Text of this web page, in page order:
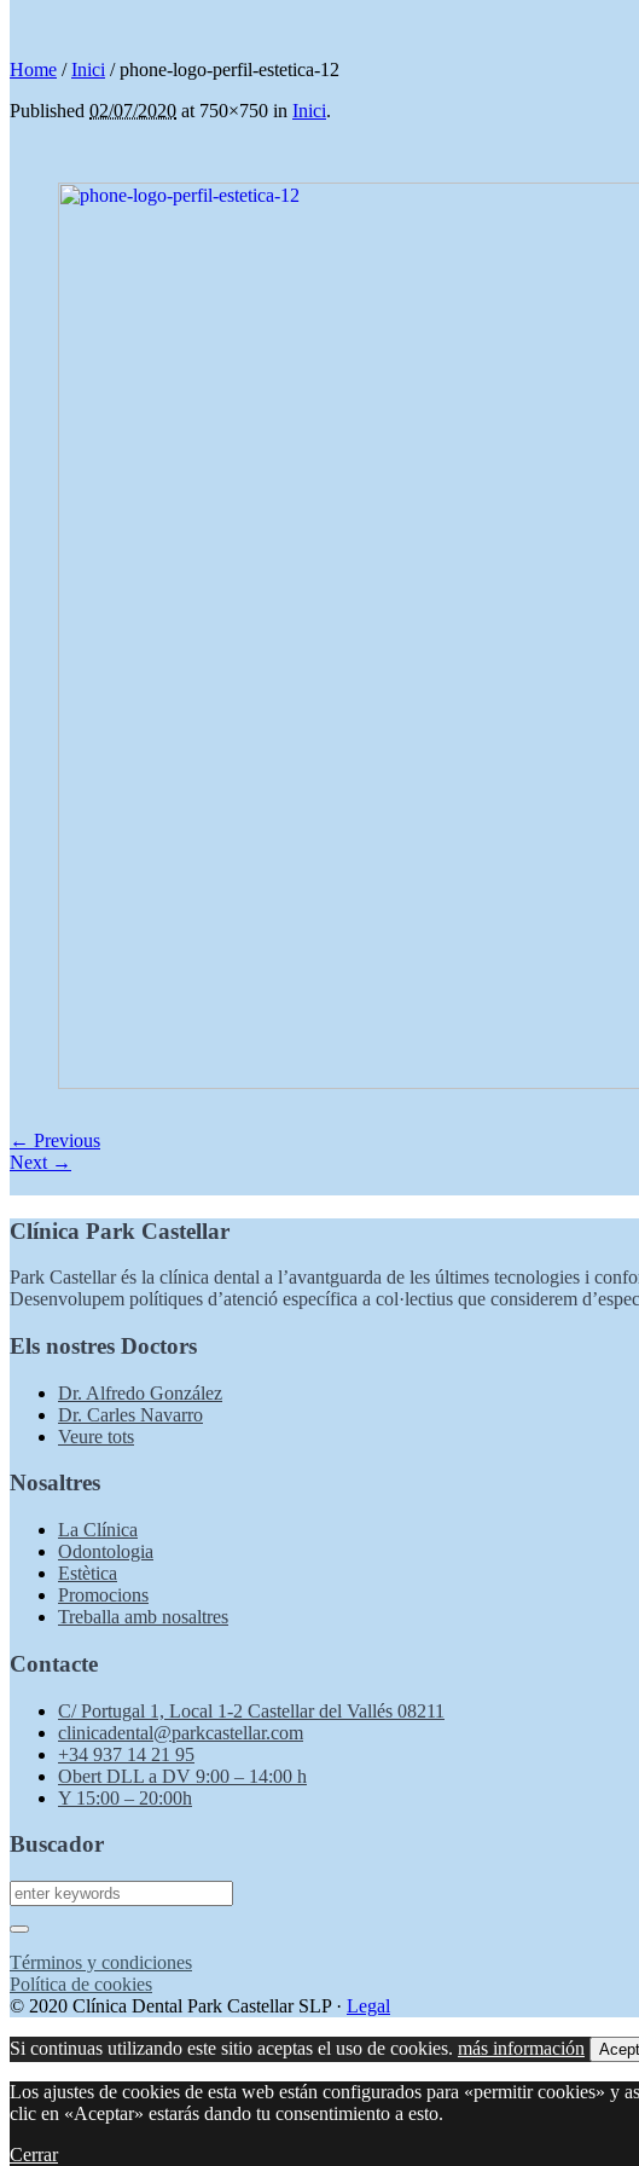
Home /Inici /phone-logo-perfil-estetica-12
Published 02/07/2020 at 750×750 in Inici.
← Previous
Next →
Clínica Park Castellar
Park Castellar és la clínica dental a l’avantguarda de les últimes tecnologies i
Desenvolupem polítiques d’atenció específica a col·lectius que considerem
Els nostres Doctors
Dr. Alfredo González
Dr. Carles Navarro
Veure tots
Nosaltres
La Clínica
Odontologia
Estètica
Promocions
Treballa amb nosaltres
Contacte
C/ Portugal 1, Local 1-2 Castellar del Vallés 08211
clinicadental@parkcastellar.com
+34 937 14 21 95
Obert DLL a DV 9:00 – 14:00 h
Y 15:00 – 20:00h
Buscador
Términos y condiciones
Política de cookies
© 2020 Clínica Dental Park Castellar SLP · Legal
Si continuas utilizando este sitio aceptas el uso de cookies. más información
Los ajustes de cookies de esta web están configurados para «permitir cookies» y
clic en «Aceptar» estarás dando tu consentimiento a esto.
Cerrar